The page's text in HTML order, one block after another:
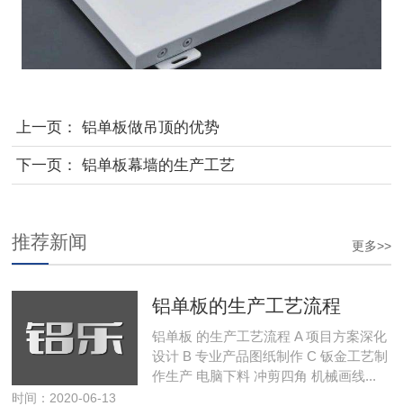
上一页： 铝单板做吊顶的优势
下一页： 铝单板幕墙的生产工艺
更多>>
推荐新闻
铝单板的生产工艺流程
铝单板 的生产工艺流程 A 项目方案深化
设计 B 专业产品图纸制作 C 钣金工艺制
作生产 电脑下料 冲剪四角 机械画线...
时间：2020-06-13